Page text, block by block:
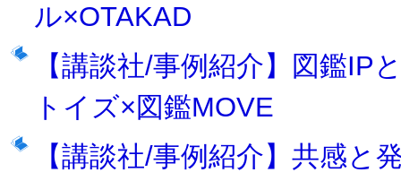
ル×OTAKAD
【講談社/事例紹介】図鑑
トイズ×図鑑MOVE
【講談社/事例紹介】共感と